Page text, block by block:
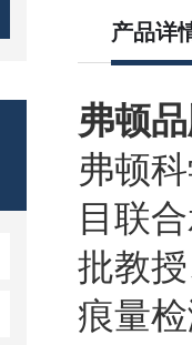
产品详
弗顿
弗顿
目联
批教
痕量